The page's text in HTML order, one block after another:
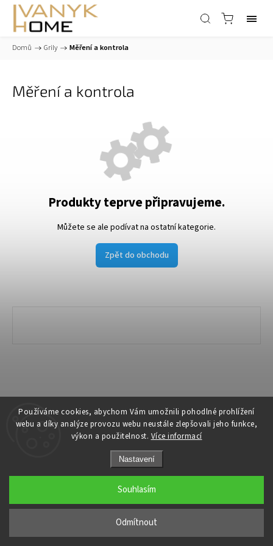
Používáme cookies, abychom Vám umožnili pohodlné prohlížení
webu a díky analýze provozu webu neustále zlepšovali jeho funkce,
výkon a použitelnost. Více informací
Nastavení
Odmítnout
Souhlasím
Domů / Grily / Měření a kontrola
Měření a kontrola
Produkty teprve připravujeme.
Můžete se ale podívat na ostatní kategorie.
Zpět do obchodu
Copyright 2026Ivanyk Home. Všechna práva vyhrazena.
Grafický návrh vytvořil a nakódoval Shoptak.cz